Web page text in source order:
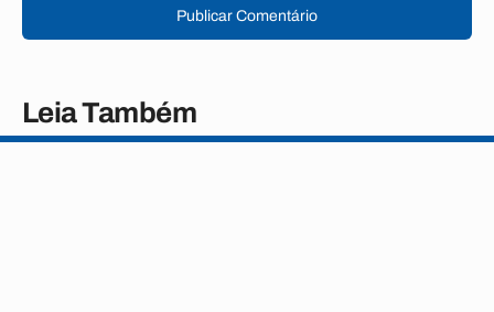
Publicar Comentário
Leia Também